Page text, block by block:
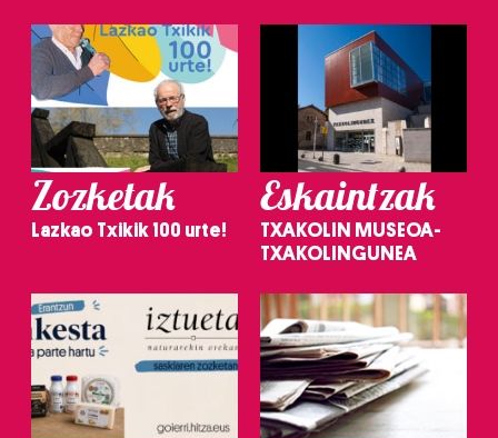
Zozketak
Lazkao Txikik 100 urte!
Eskaintzak
TXAKOLIN MUSEOA-
TXAKOLINGUNEA